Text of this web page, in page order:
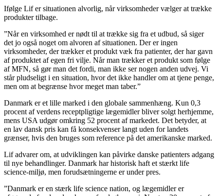
Ifølge Lif er situationen alvorlig, når virksomheder vælger at trække
produkter tilbage.
”Når en virksomhed er nødt til at trække sig fra et udbud, så siger
det jo også noget om alvoren af situationen. Der er ingen
virksomheder, der trækker et produkt væk fra patienter, der har gavn
af produktet af egen fri vilje. Når man trækker et produkt som følge
af MFN, så gør man det fordi, man ikke ser nogen anden udvej. Vi
står pludseligt i en situation, hvor det ikke handler om at tjene penge,
men om at begrænse hvor meget man taber.”
Danmark er et lille marked i den globale sammenhæng. Kun 0,3
procent af verdens receptpligtige lægemidler bliver solgt herhjemme,
mens USA udgør omkring 52 procent af markedet. Det betyder, at
en lav dansk pris kan få konsekvenser langt uden for landets
grænser, hvis den bruges som reference på det amerikanske marked.
Lif advarer om, at udviklingen kan påvirke danske patienters adgang
til nye behandlinger. Danmark har historisk haft et stærkt life
science-miljø, men forudsætningerne er under pres.
”Danmark er en stærk life science nation, og lægemidler er